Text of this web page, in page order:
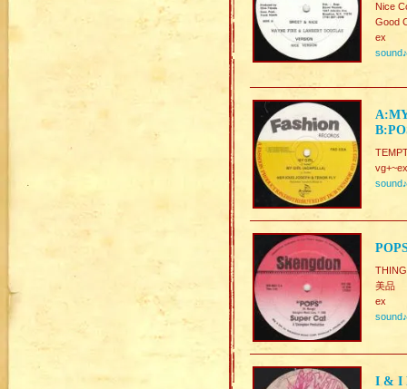
Nice
Good
ex
sound♪
sound♪
美品
ex
sound♪
I & I